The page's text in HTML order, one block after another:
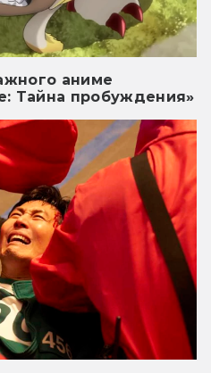
аниме
Тайна пробуждения»